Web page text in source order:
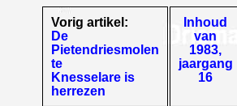
Vorig artikel:
De
Pietendriesmolen
te
Knesselare is
herrezen
Inhoud
van
1983,
jaargang
16